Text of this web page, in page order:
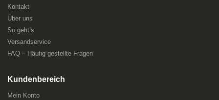
Kontakt
Über uns
So geht’s
Versandservice
FAQ – Häufig gestellte Fragen
Kundenbereich
Mein Konto